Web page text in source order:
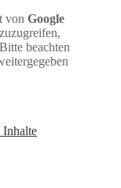
von Google
beachten
Inhalte